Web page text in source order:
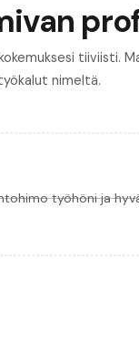
tiiviisti.
nimeltä.
työhöni ja